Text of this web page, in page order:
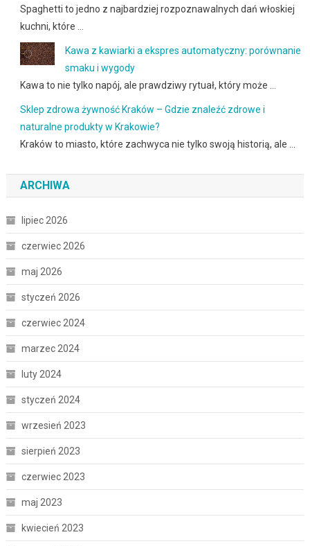
Spaghetti to jedno z najbardziej rozpoznawalnych dań włoskiej
kuchni, które …
Kawa z kawiarki a ekspres automatyczny: porównanie
smaku i wygody
Kawa to nie tylko napój, ale prawdziwy rytuał, który może …
Sklep zdrowa żywność Kraków – Gdzie znaleźć zdrowe i
naturalne produkty w Krakowie?
Kraków to miasto, które zachwyca nie tylko swoją historią, ale …
ARCHIWA
lipiec 2026
czerwiec 2026
maj 2026
styczeń 2026
czerwiec 2024
marzec 2024
luty 2024
styczeń 2024
wrzesień 2023
sierpień 2023
czerwiec 2023
maj 2023
kwiecień 2023